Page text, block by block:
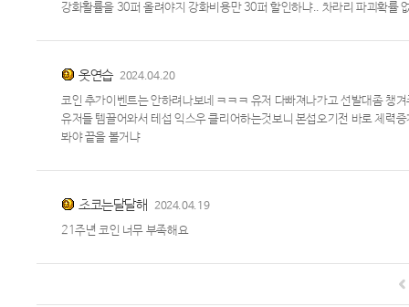
강화활률을 30퍼 올려야지 강화비용만 30퍼 할인하냐.. 차라리 파괴확률
옷연습 2024.04.20
코인 추가이벤트는 안하려나보네 ㅋㅋㅋ 유저 다빠져나가고 선발대좀 챙
유저들 템끌어와서 테섭 익스우 클리어하는것보니 본섭오기전 바로 체력
봐야 끝을 볼거냐
초코는달달해 2024.04.19
21주년 코인 너무 부족해요